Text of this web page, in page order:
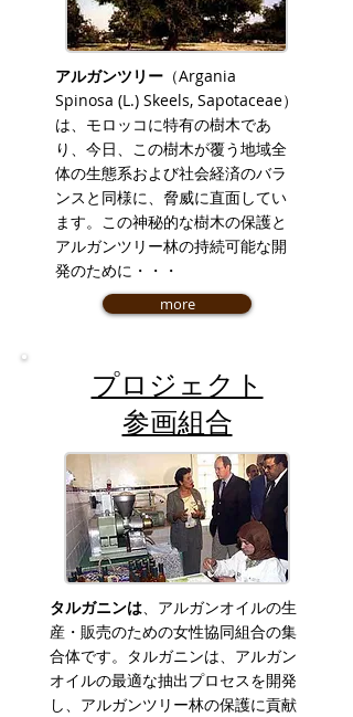
アルガンツリー （Argania
Spinosa (L.) Skeels, Sapotaceae）
は、モロッコに特有の樹木であ
り、今日、この樹木が覆う地域全
体の生態系および社会経済のバラ
ンスと同様に、脅威に直面してい
ます。この神秘的な樹木の保護と
アルガンツリー林の持続可能な開
発のために・・・
more
プロジェクト
参画組合
タルガニンは、 アルガンオイルの生
産・販売のための女性協同組合の集
合体です。タルガニンは、アルガン
オイルの最適な抽出プロセスを開発
し、アルガンツリー林の保護に貢献